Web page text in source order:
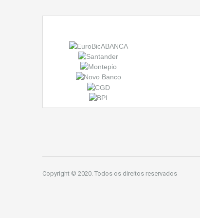
Copyright © 2020. Todos os direitos reservados